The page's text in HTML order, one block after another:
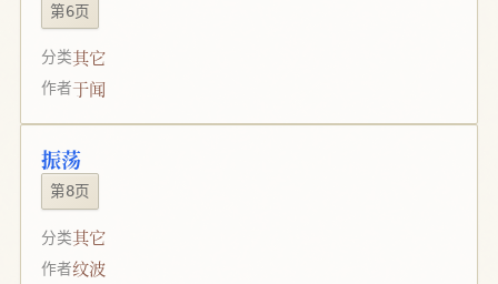
第6页
分类其它
作者于闻
振荡
第8页
分类其它
作者纹波